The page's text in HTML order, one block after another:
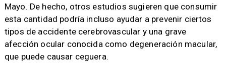
Mayo. De hecho, otros estudios sugieren que consumir
esta cantidad podría incluso ayudar a prevenir ciertos
tipos de accidente cerebrovascular y una grave
afección ocular conocida como degeneración macular,
que puede causar ceguera.